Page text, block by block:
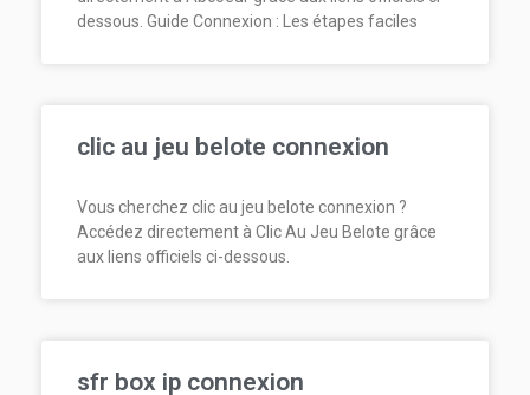
dessous. Guide Connexion : Les étapes faciles
clic au jeu belote connexion
Vous cherchez clic au jeu belote connexion ?
Accédez directement à Clic Au Jeu Belote grâce
aux liens officiels ci-dessous.
sfr box ip connexion